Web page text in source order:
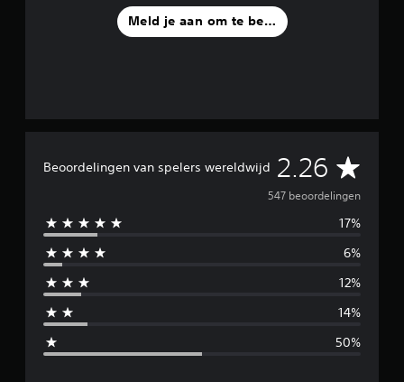
Meld je aan om te beoordelen
Beoordelingen van spelers wereldwijd 2.26 G
e
m
d
547 beoordelingen
17%
6%
12%
14%
50%